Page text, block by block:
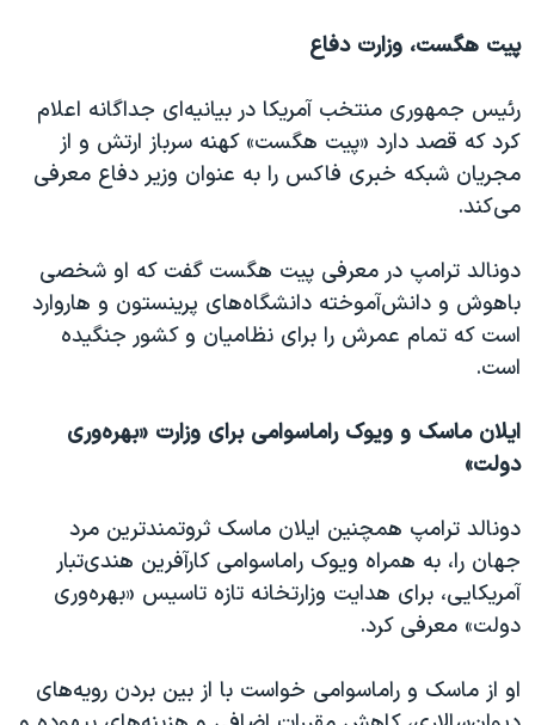
پیت هگست، وزارت دفاع
رئیس جمهوری منتخب آمریکا در بیانیه‌ای جداگانه اعلام
کرد که قصد دارد «پیت هگست» کهنه سرباز ارتش و از
مجریان شبکه خبری فاکس را به عنوان وزیر دفاع معرفی
می‌کند.
دونالد ترامپ در معرفی پیت هگست گفت که او شخصی
باهوش و دانش‌آموخته دانشگاه‌های پرینستون و هاروارد
است که تمام عمرش را برای نظامیان و کشور جنگیده
است.
ایلان ماسک و ویوک راماسوامی برای وزارت «بهره‌وری
دولت»
دونالد ترامپ همچنین ایلان ماسک ثروتمند‌ترین مرد
جهان را، به همراه ویوک راماسوامی کارآفرین هندی‌تبار
آمریکایی، برای هدایت وزارتخانه تازه ‌تاسیس «بهره‌وری
دولت» معرفی کرد.
او از ماسک و راماسوامی خواست با از بین بردن رویه‌های